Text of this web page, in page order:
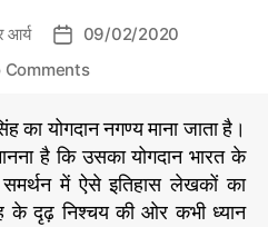
हिं
स
चा
र
प
त्र
आर्य
P
d
a
t
e
09/02/2020
Commentso
हा
रा
णा
उ
का योगदान नगण्य माना जाता है।
है कि उसका योगदान भारत के
में ऐसे इतिहास लेखकों का
के दृढ़ निश्चय की ओर कभी ध्यान